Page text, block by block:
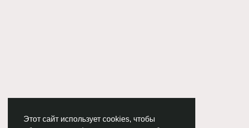
Этот сайт использует cookies, чтобы